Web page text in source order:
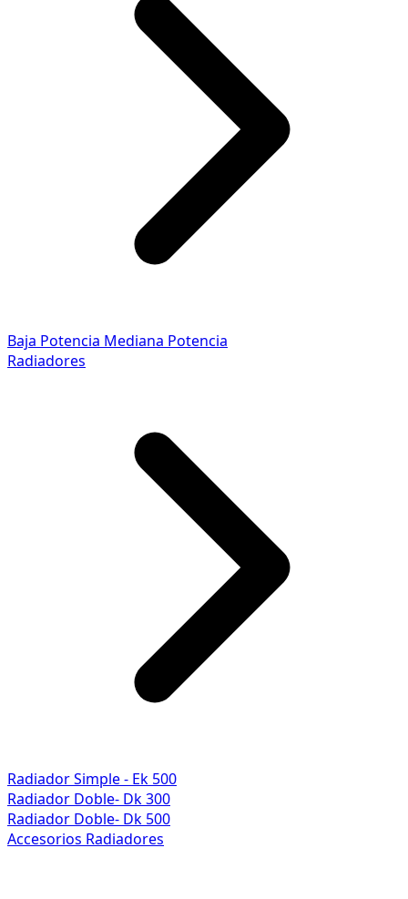
Baja Potencia Mediana Potencia
Radiadores
Radiador Simple - Ek 500
Radiador Doble- Dk 300
Radiador Doble- Dk 500
Accesorios Radiadores